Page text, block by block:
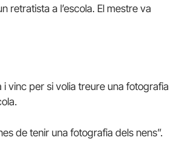
retratista a l’escola. El mestre va
vinc per si volia treure una fotografia
de tenir una fotografia dels nens”.